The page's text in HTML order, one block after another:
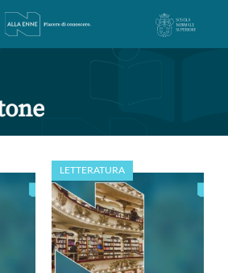
ESPLORA
ABOUT
ECONOMIA FILOSOFIA
LETTERATURA